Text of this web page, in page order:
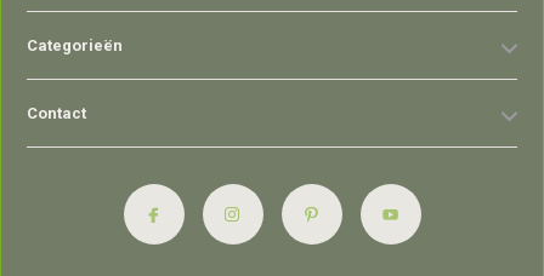
Categorieën
Contact